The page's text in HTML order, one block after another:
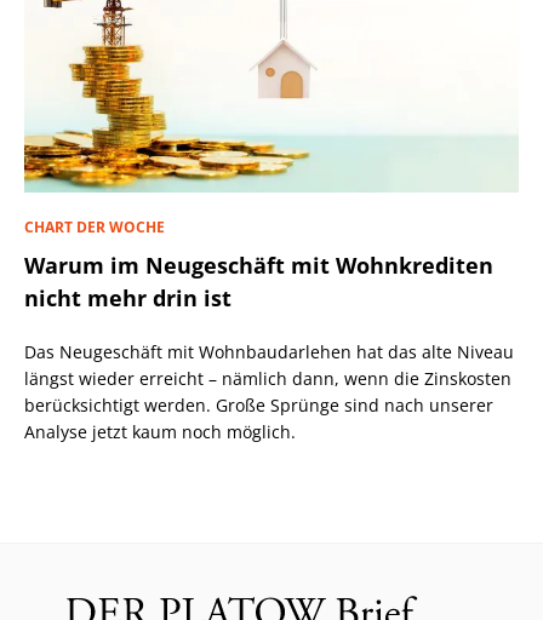
CHART DER WOCHE
Warum im Neugeschäft mit Wohnkrediten
nicht mehr drin ist
Das Neugeschäft mit Wohnbaudarlehen hat das alte Niveau
längst wieder erreicht – nämlich dann, wenn die Zinskosten
berücksichtigt werden. Große Sprünge sind nach unserer
Analyse jetzt kaum noch möglich.